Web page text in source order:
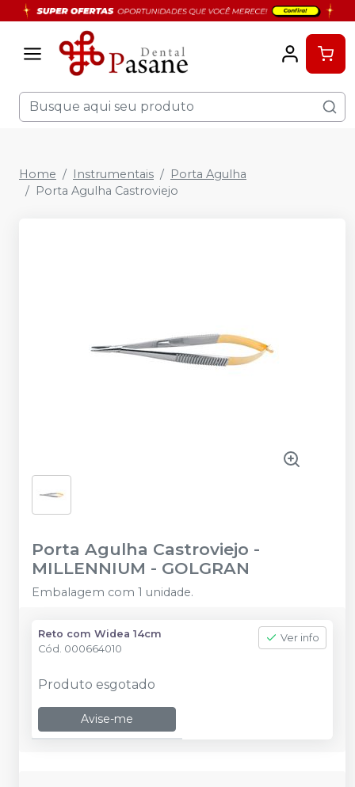
Home Instrumentais
Porta Agulha
Porta Agulha Castroviejo
Porta Agulha Castroviejo -
MILLENNIUM - GOLGRAN
Embalagem com 1 unidade.
Reto com Widea 14cm
Cód. 000664010
Ver info
Produto esgotado
Avise-me